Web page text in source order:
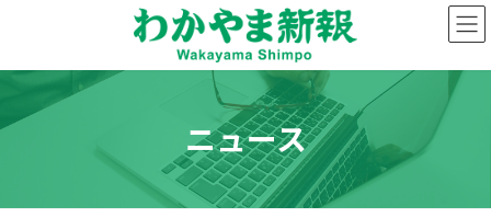
ン
へ
プ
ー
ョ
動
ニュース